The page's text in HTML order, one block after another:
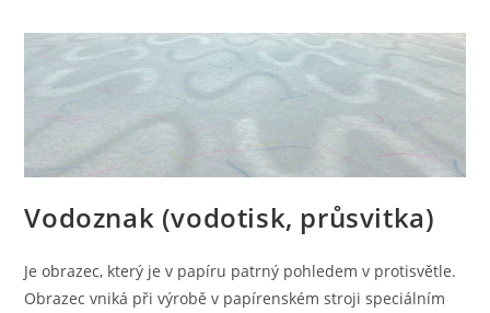
Vodoznak (vodotisk, průsvitka)
Je obrazec, který je v papíru patrný pohledem v protisvětle.
Obrazec vniká při výrobě v papírenském stroji speciálním